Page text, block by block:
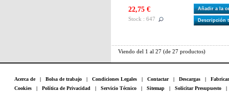
22,75 €
Stock : 647
Añadir a la
Descripción
Viendo del 1 al 27 (de 27 productos)
Acerca de| Bolsa de trabajo | Condiciones Legales | Contactar| Descargas |
Cookies | Política de Privacidad | Servicio Técnico | Sitemap | Solicitar Presupuesto